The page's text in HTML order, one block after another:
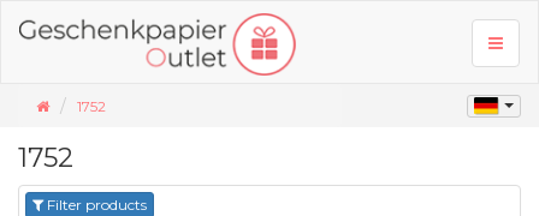
1752
1752
Filter products